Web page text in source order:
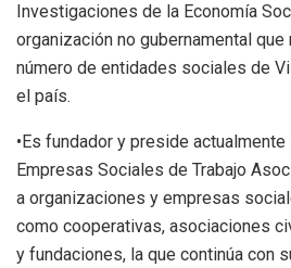
Investigaciones de la Economía
organización no gubernamental que
número de entidades sociales de
el país.
•Es fundador y preside
Empresas Sociales de Trabajo
a organizaciones y empresas
como cooperativas, asociaciones
y fundaciones, la que continúa con